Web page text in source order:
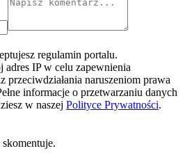
regulamin portalu.
IP w celu zapewnienia
przeciwdziałania naruszeniom prawa
informacje o przetwarzaniu danych
w naszej Polityce Prywatności.